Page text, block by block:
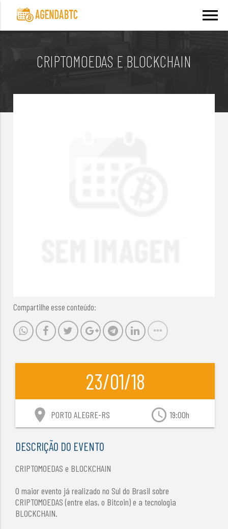
menu
CRIPTOMOEDAS E BLOCKCHAIN
Compartilhe esse conteúdo:
23/01/18
access_time 19:00h
location_on PORTO ALEGRE-RS
DESCRIÇÃO DO EVENTO
CRIPTOMOEDAS e BLOCKCHAIN
O maior evento já realizado no Sul do Brasil sobre
CRIPTOMOEDAS (entre elas, o Bitcoin) e a tecnologia
BLOCKCHAIN.